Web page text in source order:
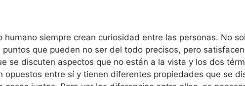
humano siempre crean curiosidad entre las personas. No
que pueden no ser del todo precisos, pero
se discuten aspectos que no están a la vista y los dos
opuestos entre sí y tienen diferentes propiedades que se